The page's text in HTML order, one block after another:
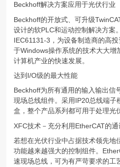
Beckhoff解决方案应用于光伏行业
Beckhoff的开放式、可升级
设计的软PLC和运动控制解决方案
IEC61131-3，为设备制造商的高
于Windows操作系统的技术大大增
计算机产业的快速发展。
达到I/O级的最大性能
Beckhoff为所有通用的输入输出信
现场总线组件。采用IP20总线端子
盒，整个产品系列都可用于处理光
XFC技术－充分利用EtherCAT的
若想在光伏行业中占据技术领先地
功能越来越强大的控制组件。
速现场总线，可为有严苛要求的工